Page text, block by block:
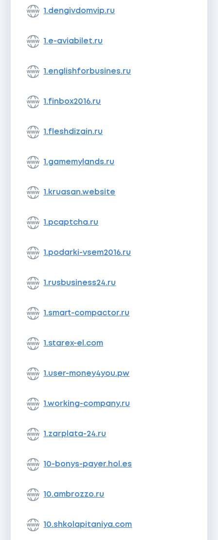
1.dengivdomvip.ru
1.e-aviabilet.ru
1.englishforbusines.ru
1.finbox2016.ru
1.fleshdizain.ru
1.gamemylands.ru
1.kruasan.website
1.pcaptcha.ru
1.podarki-vsem2016.ru
1.rusbusiness24.ru
1.smart-compactor.ru
1.starex-el.com
1.user-money4you.pw
1.working-company.ru
1.zarplata-24.ru
10-bonys-payer.hol.es
10.ambrozzo.ru
10.shkolapitaniya.com